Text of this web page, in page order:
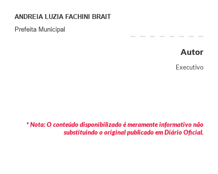
ANDREIA LUZIA FACHINI BRAIT
Prefeita Municipal
Autor
Executivo
* Nota: O conteúdo disponibilizado é meramente informativo não
substituindo o original publicado em Diário Oficial.